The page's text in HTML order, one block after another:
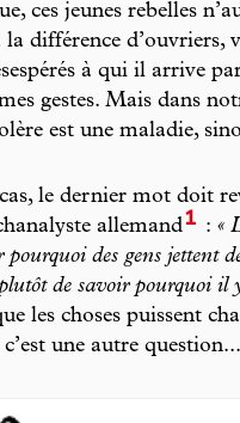
ces jeunes rebelles
différence d’ouvriers,
à qui il arrive
gestes. Mais dans
est une maladie,
le dernier mot doit
allemand1 : «
pourquoi des gens jettent
de savoir pourquoi il
les choses puissent
une autre question...